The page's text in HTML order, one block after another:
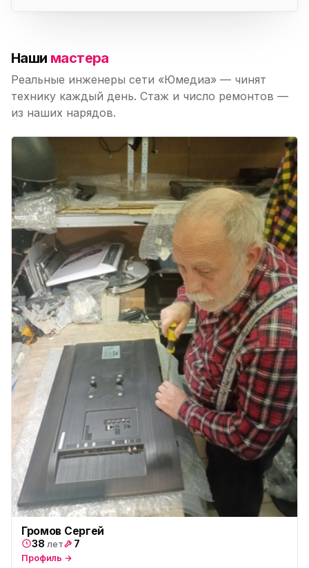
Наши мастера
Реальные инженеры сети «Юмедиа» — чинят
технику каждый день. Стаж и число ремонтов —
из наших нарядов.
Громов Сергей
38 лет 7
Профиль →